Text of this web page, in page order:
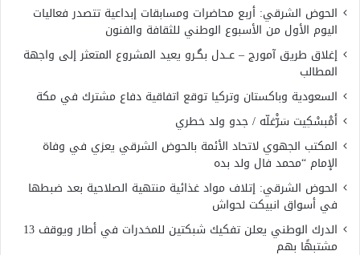
الحوض الشرقي: أربع محاضرات ومسابقات إبداعية تتصدر فعاليات
اليوم الأول من الأسبوع الوطني للثقافة والفنون
إغلاق طريق آمورج – عــدل بگـرو يعيد المشروع المتعثر إلى واجهة
المطالب
السعودية وباكستان وتركيا توقع اتفاقية دفاع مشترك في مكة
أَمْبسْكِيت سَرّْغلّه / جدو ولد خطري
المكتب الجهوي لاتحاد الأئمة بالحوض الشرقي يعزي في وفاة
الإمام “محمد فال ولد بده
الحوض الشرقي: إتلاف مواد غذائية منتهية الصلاحية بعد ضبطها
في أسواق انبيكت لحواش
الدرك الوطني يعلن تفكيك شبكتين للمخدرات في أطار ويوقف 13
مشتبهًا بهم